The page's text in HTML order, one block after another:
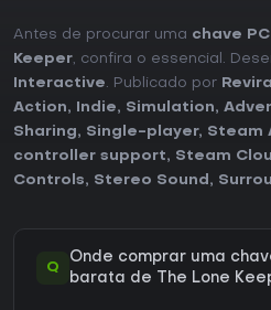
Antes de procurar uma chave
Keeper, confira o essencial.
Interactive. Publicado por
Action, Indie, Simulation,
Sharing, Single-player, Steam
controller support, Steam
Controls, Stereo Sound ,
Q
Onde comprar uma
barata de The Lone